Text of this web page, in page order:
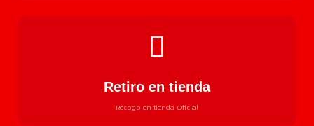
Retiro en tienda
Recogo en tienda Oficial